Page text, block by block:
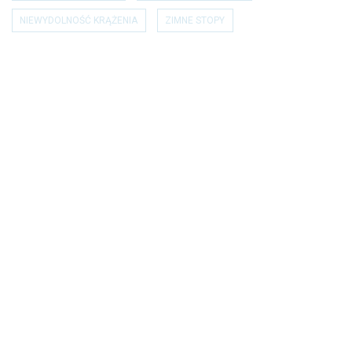
NIEWYDOLNOŚĆ KRĄŻENIA ZIMNE STOPY